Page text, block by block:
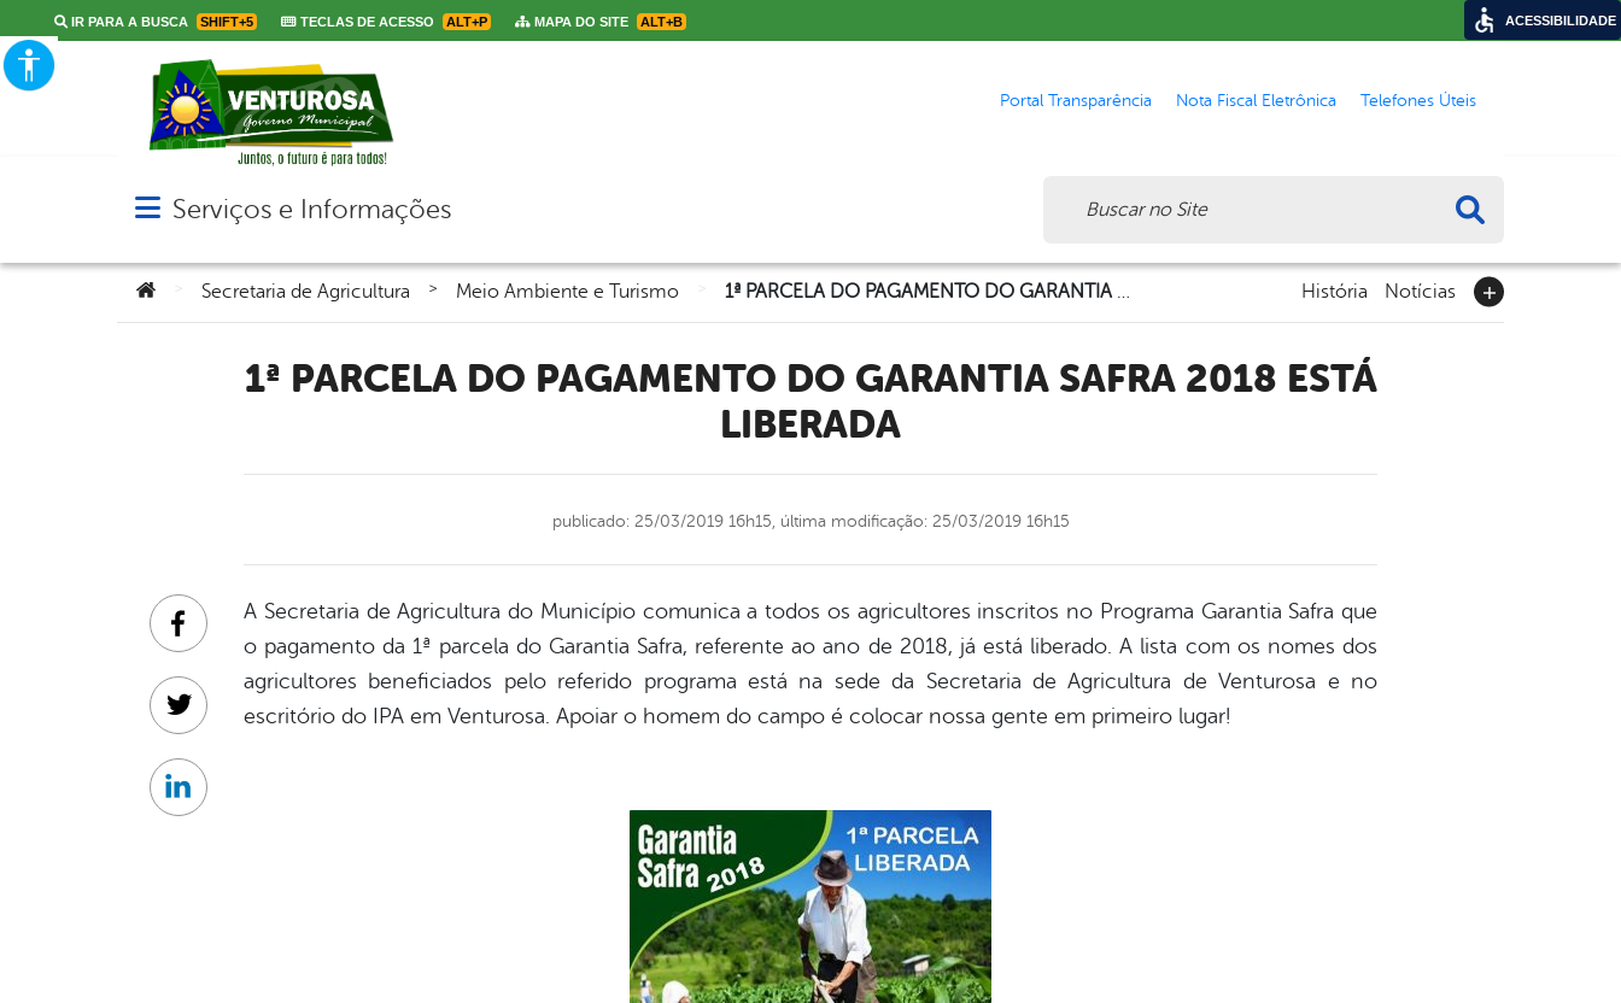
IR PARA A BUSCA SHIFT+5 TECLAS DE ACESSO ALT+P MAPA DO SITE ALT+B
Portal Transparência Nota Fiscal Eletrônica Telefones Úteis
Abrir menu principal de navegação
Serviços e Informações
Você está aqui:Secretaria de Agricultura > Meio Ambiente e Turismo 1ª PARCELA DO PAGAMENTO DO GARANTIA SAFRA 2018 ESTÁ LIBERADA História Notícias
1ª PARCELA DO PAGAMENTO DO GARANTIA SAFRA 2018 ESTÁ
LIBERADA
publicado: 25/03/2019 16h15, última modificação: 25/03/2019 16h15
A Secretaria de Agricultura do Município comunica a todos os agricultores inscritos no Programa Garantia Safra que
o pagamento da 1ª parcela do Garantia Safra, referente ao ano de 2018, já está liberado. A lista com os nomes dos
agricultores beneficiados pelo referido programa está na sede da Secretaria de Agricultura de Venturosa e no
escritório do IPA em Venturosa. Apoiar o homem do campo é colocar nossa gente em primeiro lugar!
Facebook
Twitter
Linkedin
ACESSIBILIDADE